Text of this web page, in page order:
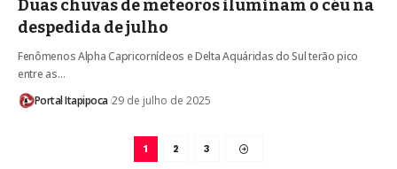
Duas chuvas de meteoros iluminam o céu na
despedida de julho
Fenômenos Alpha Capricornídeos e Delta Aquáridas do Sul terão pico
entre as…
Portal Itapipoca 29 de julho de 2025
1 2 3